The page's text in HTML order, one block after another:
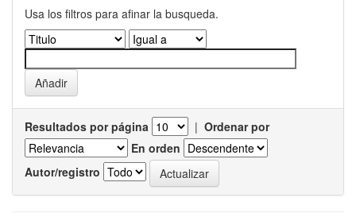
Usa los filtros para afinar la busqueda.
Resultados por página | Ordenar por
En orden
Autor/registro